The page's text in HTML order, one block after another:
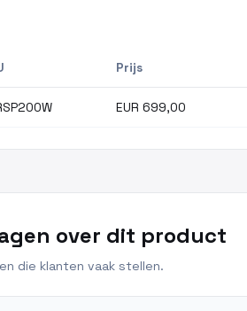
Prijs
EUR 699,00
over dit product
die klanten vaak stellen.